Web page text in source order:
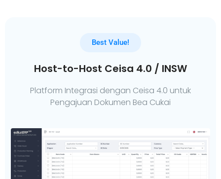
Best Value!
Host-to-Host Ceisa 4.0 / INSW
Platform Integrasi dengan Ceisa 4.0 untuk
Pengajuan Dokumen Bea Cukai